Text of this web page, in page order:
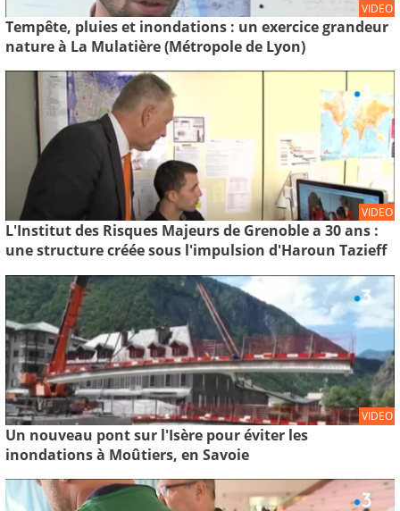
VIDEO
Tempête, pluies et inondations : un exercice grandeur
nature à La Mulatière (Métropole de Lyon)
VIDEO
L'Institut des Risques Majeurs de Grenoble a 30 ans :
une structure créée sous l'impulsion d'Haroun Tazieff
VIDEO
Un nouveau pont sur l'Isère pour éviter les
inondations à Moûtiers, en Savoie